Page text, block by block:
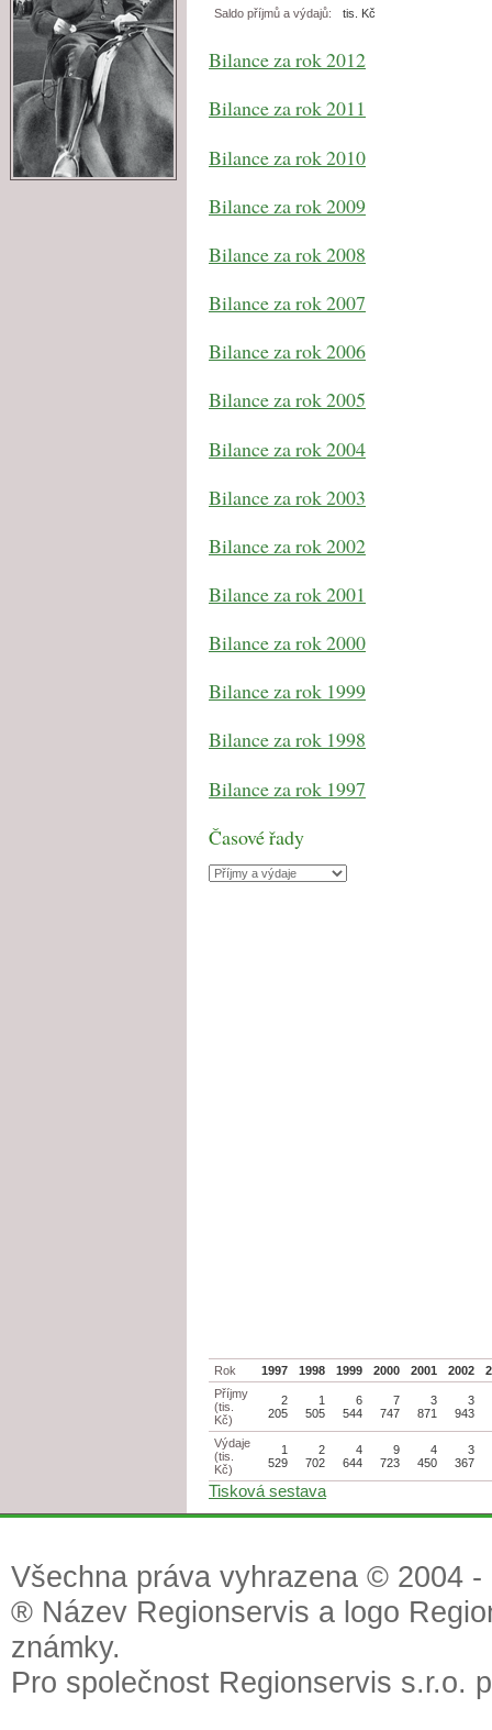
Saldo příjmů a výdajů:
tis. Kč
Bilance za rok 2012
Bilance za rok 2011
Bilance za rok 2010
Bilance za rok 2009
Bilance za rok 2008
Bilance za rok 2007
Bilance za rok 2006
Bilance za rok 2005
Bilance za rok 2004
Bilance za rok 2003
Bilance za rok 2002
Bilance za rok 2001
Bilance za rok 2000
Bilance za rok 1999
Bilance za rok 1998
Bilance za rok 1997
Časové řady
Rok 1997 1998 1999 2000 2001 2002
Příjmy
(tis.
Kč)
2
205
1
505
6
544
7
747
3
871
3
943
Výdaje
(tis.
Kč)
1
529
2
702
4
644
9
723
4
450
3
367
Tisková sestava
Všechna práva vyhrazena © 2004
® Název Regionservis a logo
známky.
Pro společnost Regionservis s.r.o.